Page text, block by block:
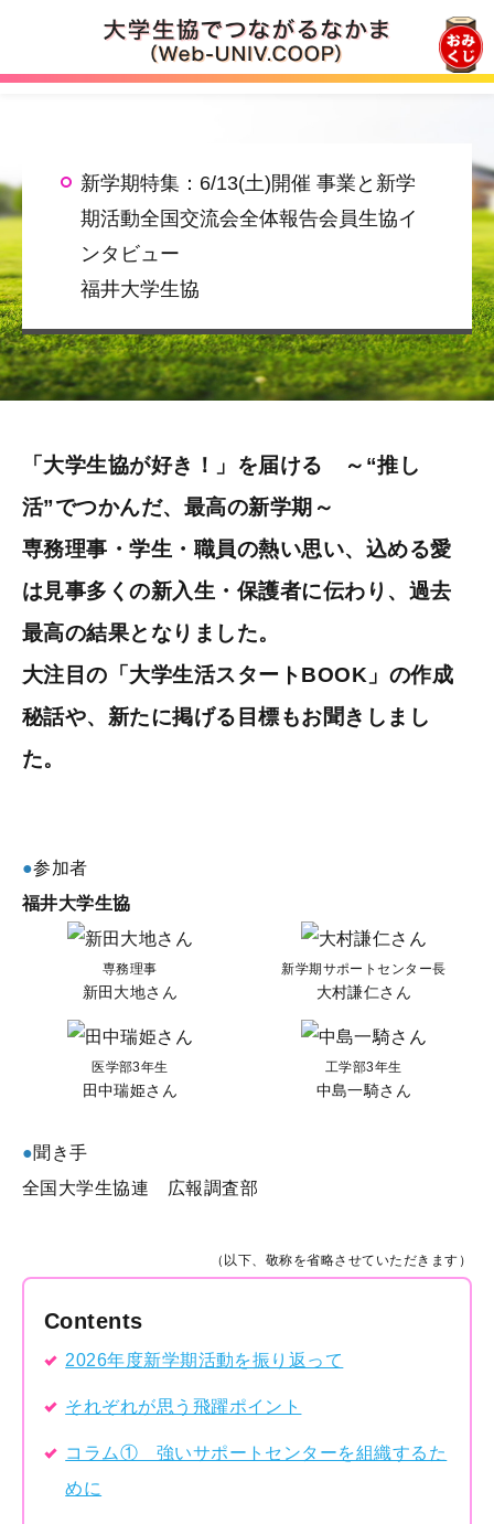
新学期特集：6/13(土)開催 事業と新学
期活動全国交流会全体報告会員生協イ
ンタビュー
福井大学生協
「大学生協が好き！」を届ける ～“推し
活”でつかんだ、最高の新学期～
専務理事・学生・職員の熱い思い、込める愛
は見事多くの新入生・保護者に伝わり、過去
最高の結果となりました。
大注目の「大学生活スタートBOOK」の作成
秘話や、新たに掲げる目標もお聞きしまし
た。
●参加者
福井大学生協
専務理事
新田大地さん
新学期サポートセンター長
大村謙仁さん
医学部3年生
田中瑞姫さん
工学部3年生
中島一騎さん
●聞き手
全国大学生協連 広報調査部
（以下、敬称を省略させていただきます）
Contents
2026年度新学期活動を振り返って
それぞれが思う飛躍ポイント
コラム① 強いサポートセンターを組織するた
めに